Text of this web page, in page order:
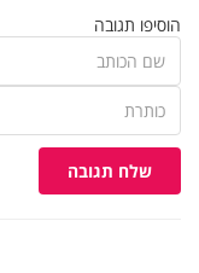
הוסיפו תגובה
שלח תגובה